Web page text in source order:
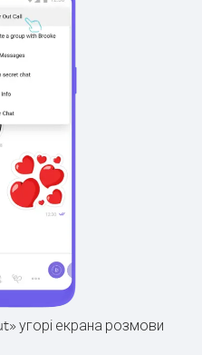
угорі екрана розмови